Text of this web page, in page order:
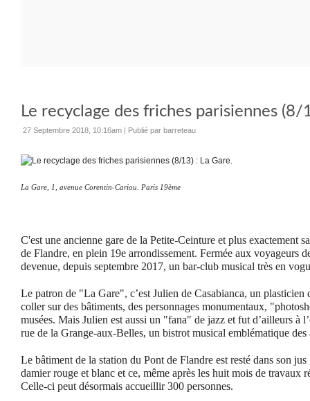
Le recyclage des friches parisiennes (8/
27 Septembre 2018, 10:16am | Publié par barreteau
La Gare, 1, avenue Corentin-Cariou. Paris 19ème
C'est une ancienne gare de la Petite-Ceinture et plus exactement
de Flandre, en plein 19e arrondissement. Fermée aux voyageurs
devenue, depuis septembre 2017, un bar-club musical très en
Le patron de "La Gare", c’est Julien de Casabianca, un
coller sur des bâtiments, des personnages monumentaux,
musées. Mais Julien est aussi un "fana" de jazz et fut d’ailleurs à
rue de la Grange-aux-Belles, un bistrot musical emblématique des
Le bâtiment de la station du Pont de Flandre est resté dans son
damier rouge et blanc et ce, même après les huit mois de travaux
Celle-ci peut désormais accueillir 300 personnes.